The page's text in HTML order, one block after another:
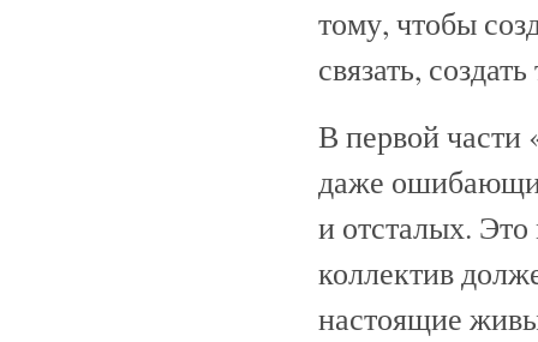
тому, чтобы
связать,
В первой части
даже
и отсталых. Это
коллектив
настоящие